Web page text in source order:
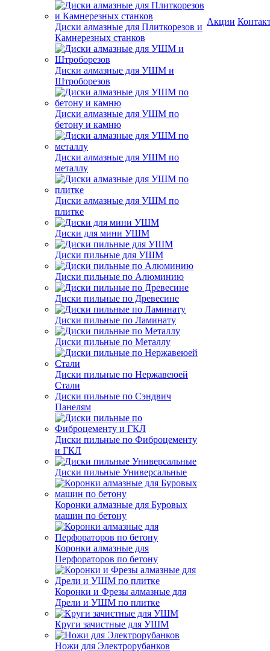
Диски алмазные для Плиткорезов и
Камнерезных станков
Диски алмазные для УШМ и
Штроборезов
Диски алмазные для УШМ по
бетону и камню
Диски алмазные для УШМ по
металлу
Диски алмазные для УШМ по
плитке
Диски для мини УШМ
Диски пильные для УШМ
Диски пильные по Алюминию
Диски пильные по Древесине
Диски пильные по Ламинату
Диски пильные по Металлу
Диски пильные по Нержавеюей
Стали
Диски пильные по Сэндвич
Панелям
Диски пильные по Фиброцементу
и ГКЛ
Диски пильные Универсальные
Коронки алмазные для Буровых
машин по бетону
Коронки алмазные для
Перфораторов по бетону
Коронки и Фрезы алмазные для
Дрели и УШМ по плитке
Круги зачистные для УШМ
Ножи для Электрорубанков
Акции